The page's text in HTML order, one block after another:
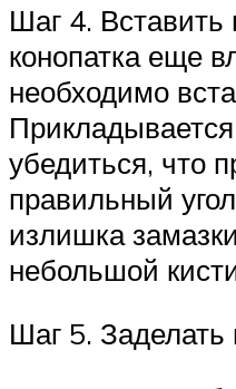
Шаг 4. Вставить
конопатка еще
необходимо
убедиться, что
правильный
излишка
небольшой
Шаг 5. Заделать